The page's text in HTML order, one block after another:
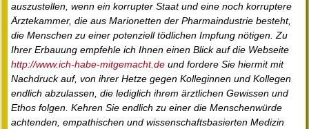
auszustellen, wenn ein korrupter Staat und eine noch korruptere
Ärztekammer, die aus Marionetten der Pharmaindustrie besteht,
die Menschen zu einer potenziell tödlichen Impfung nötigen. Zu
Ihrer Erbauung empfehle ich Ihnen einen Blick auf die Webseite
http://www.ich-habe-mitgemacht.de und fordere Sie hiermit mit
Nachdruck auf, von ihrer Hetze gegen Kolleginnen und Kollegen
endlich abzulassen, die lediglich ihrem ärztlichen Gewissen und
Ethos folgen. Kehren Sie endlich zu einer die Menschenwürde
achtenden, empathischen und wissenschaftsbasierten Medizin